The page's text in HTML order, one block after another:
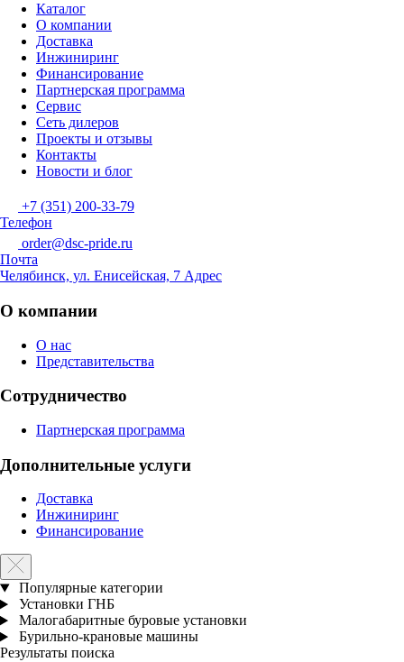
Каталог
О компании
Доставка
Инжиниринг
Финансирование
Партнерская программа
Сервис
Сеть дилеров
Проекты и отзывы
Контакты
Новости и блог
+7 (351) 200-33-79
Телефон
order@dsc-pride.ru
Почта
Челябинск, ул. Енисейская, 7 Адрес
О компании
О нас
Представительства
Сотрудничество
Партнерская программа
Дополнительные услуги
Доставка
Инжиниринг
Финансирование
Популярные категории
Установки ГНБ
Малогабаритные буровые установки
Бурильно-крановые машины
Результаты поиска